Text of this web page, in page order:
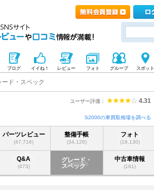
ブログ イイね！ レビュー フォト グループ スポット
ード・スペック
ユーザー評価： 4.31
S2000の車買取相場を調べる
パーツレビュー
(47,716)
整備手帳
(34,126)
フォト
(19,130)
Q&A
(473)
グレード・
スペック
中古車情報
(161)